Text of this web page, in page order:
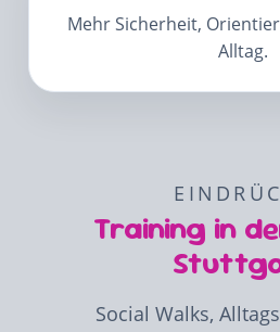
Mehr Sicherheit,
Alltag.
Training in
Social Walks,